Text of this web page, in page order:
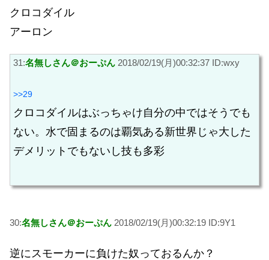
クロコダイル
アーロン
31:名無しさん＠おーぷん 2018/02/19(月)00:32:37 ID:wxy
>>29
クロコダイルはぶっちゃけ自分の中ではそうでも
ない。水で固まるのは覇気ある新世界じゃ大した
デメリットでもないし技も多彩
30:名無しさん＠おーぷん 2018/02/19(月)00:32:19 ID:9Y1
逆にスモーカーに負けた奴っておるんか？